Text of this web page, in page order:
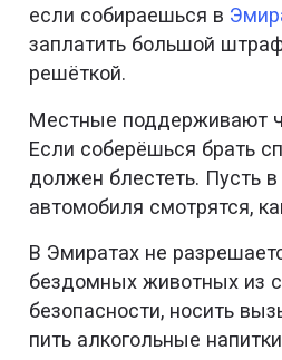
если собираешься в
заплатить большой
решёткой.
Местные поддерживают
Если соберёшься брать
должен блестеть. Пусть
автомобиля смотрятся,
В Эмиратах не
бездомных животных из
безопасности, носить
пить алкогольные